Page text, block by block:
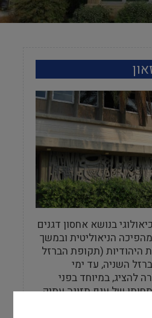
בנושא אחסון דגנים
הניאוליטית ובמשך
היהודיות (תקופת הברזל
השניה, עד ימי
להציג, במיוחד בפני
של ענף תזונה עתיק